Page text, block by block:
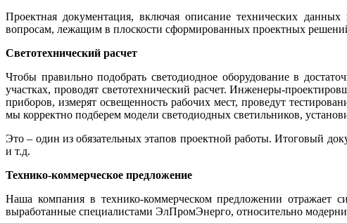
Проектная документация, включая описание технических
вопросам, лежащим в плоскости сформированных проектных
Светотехнический расчет
Чтобы правильно подобрать светодиодное оборудование в
участках, проводят светотехнический расчет. Инженеры-
приборов, измерят освещенность рабочих мест, проведут
мы корректно подберем модели светодиодных светильников,
Это – один из обязательных этапов проектной работы. Итоговый
и т.д.
Технико-коммерческое предложение
Наша компания в технико-коммерческом предложении отражает
выработанные специалистами ЭлПромЭнерго, относительно